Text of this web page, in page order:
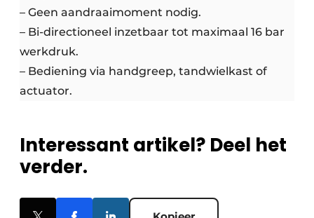
– Geen aandraaimoment nodig.
– Bi-directioneel inzetbaar tot maximaal 16 bar
werkdruk.
– Bediening via handgreep, tandwielkast of
actuator.
Interessant artikel? Deel het
verder.